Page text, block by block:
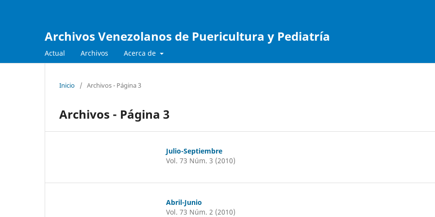
Archivos Venezolanos de Puericultura y Pediatría
Actual Archivos Acerca de
Inicio / Archivos - Página 3
Archivos - Página 3
Julio-Septiembre
Vol. 73 Núm. 3 (2010)
Abril-Junio
Vol. 73 Núm. 2 (2010)